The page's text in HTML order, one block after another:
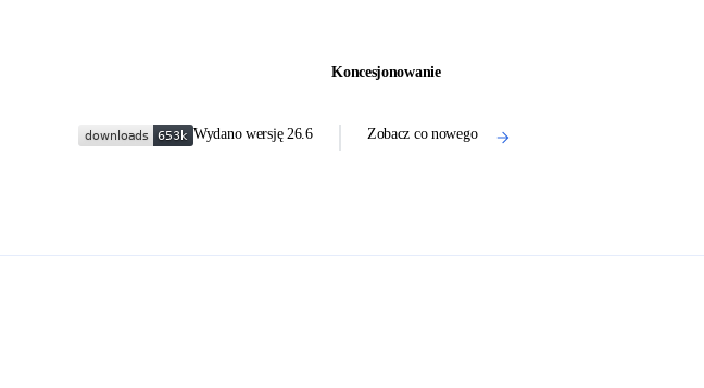
Koncesjonowanie
Wydano wersję 26.6 Zobacz co nowego